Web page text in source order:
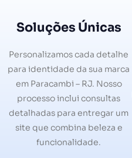
Soluções Únicas
Personalizamos cada detalhe
para identidade da sua marca
em Paracambi – RJ. Nosso
processo inclui consultas
detalhadas para entregar um
site que combina beleza e
funcionalidade.